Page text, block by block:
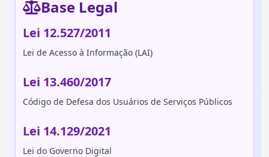
Base Legal
Lei 12.527/2011
Lei de Acesso à Informação (LAI)
Lei 13.460/2017
Código de Defesa dos Usuários de Serviços Públicos
Lei 14.129/2021
Lei do Governo Digital